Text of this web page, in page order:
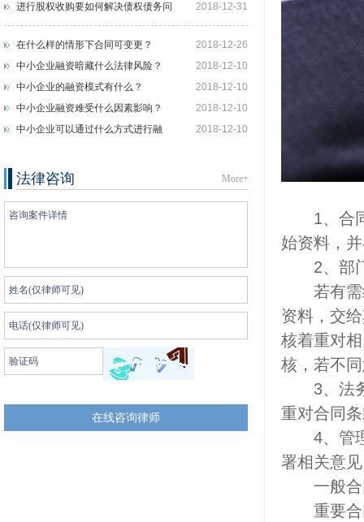
进行股权收购要如何解决债权债务问
题？
2018-12-31
在什么样的情形下合同可变更？
2018-12-26
中小企业融资暗藏什么法律风险？
2018-12-10
中小企业的融资模式有什么？
2018-12-10
中小企业融资难受什么因素影响？
2018-12-10
中小企业可以通过什么方式进行融
2018-12-10
法律咨询 More+
1、合同
始资料，
2、部门
若有需经
资料，交
核着重对
核，若不
3、法务
重对合同
4、管理
署相关意
一般合同
重要合同